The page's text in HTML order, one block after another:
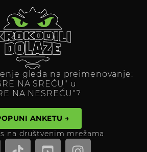
gleda na preimenovanje:
NA SREĆU" u
NA NESREĆU"?
ANKETU →
na društvenim mrežama